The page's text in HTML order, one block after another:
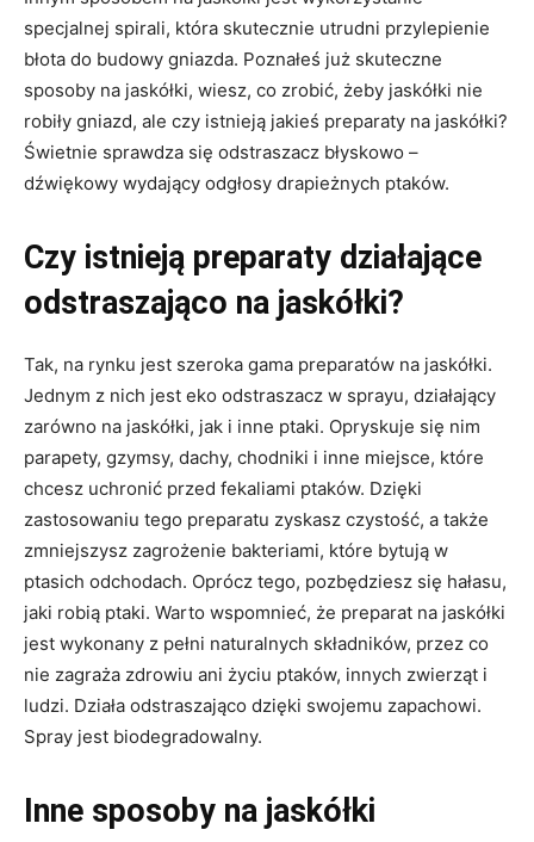
specjalnej spirali, która skutecznie utrudni przylepienie
błota do budowy gniazda. Poznałeś już skuteczne
sposoby na jaskółki, wiesz, co zrobić, żeby jaskółki nie
robiły gniazd, ale czy istnieją jakieś preparaty na jaskółki?
Świetnie sprawdza się odstraszacz błyskowo –
dźwiękowy wydający odgłosy drapieżnych ptaków.
Czy istnieją preparaty działające
odstraszająco na jaskółki?
Tak, na rynku jest szeroka gama preparatów na jaskółki.
Jednym z nich jest eko odstraszacz w sprayu, działający
zarówno na jaskółki, jak i inne ptaki. Opryskuje się nim
parapety, gzymsy, dachy, chodniki i inne miejsce, które
chcesz uchronić przed fekaliami ptaków. Dzięki
zastosowaniu tego preparatu zyskasz czystość, a także
zmniejszysz zagrożenie bakteriami, które bytują w
ptasich odchodach. Oprócz tego, pozbędziesz się hałasu,
jaki robią ptaki. Warto wspomnieć, że preparat na jaskółki
jest wykonany z pełni naturalnych składników, przez co
nie zagraża zdrowiu ani życiu ptaków, innych zwierząt i
ludzi. Działa odstraszająco dzięki swojemu zapachowi.
Spray jest biodegradowalny.
Inne sposoby na jaskółki